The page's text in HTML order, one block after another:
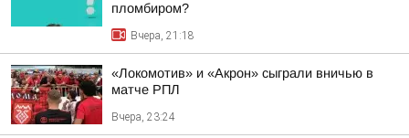
пломбиром?
Вчера, 21:18
«Локомотив» и «Акрон» сыграли вничью в
матче РПЛ
Вчера, 23:24